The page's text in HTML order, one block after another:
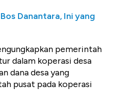
Danantara, Ini yang
pemerintah
dalam koperasi desa
dana desa yang
pusat pada koperasi